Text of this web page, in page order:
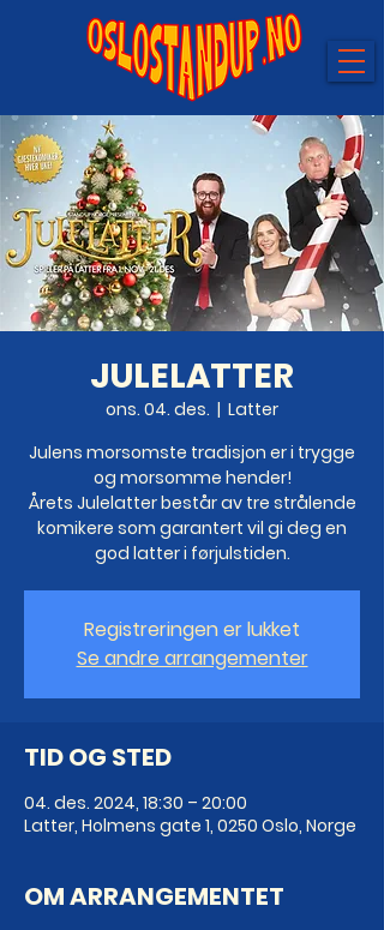
JULELATTER
ons. 04. des.
  |
Latter
Julens morsomste tradisjon er i trygge
og morsomme hender!
Årets Julelatter består av tre strålende
komikere som garantert vil gi deg en
god latter i førjulstiden.
Registreringen er lukket
Se andre arrangementer
TID OG STED
04. des. 2024, 18:30 – 20:00
Latter, Holmens gate 1, 0250 Oslo, Norge
OM ARRANGEMENTET